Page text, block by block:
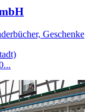
Geschenke